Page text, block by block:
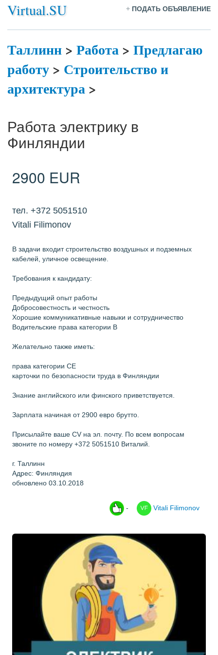
Virtual.SU + ПОДАТЬ ОБЪЯВЛЕНИЕ
Таллинн> Работа> Предлагаю
работу> Строительство и
архитектура>
Работа электрику в
Финляндии
2900 EUR
тел. +372 5051510
Vitali Filimonov
В задачи входит строительство воздушных и подземных
кабелей, уличное освещение.
Требования к кандидату:
Предыдущий опыт работы
Добросовестность и честность
Хорошие коммуникативные навыки и сотрудничество
Водительские права категории B
Желательно также иметь:
права категории СЕ
карточки по безопасности труда в Финляндии
Знание английского или финского приветствуется.
Зарплата начиная от 2900 евро брутто.
Присылайте ваше CV на эл. почту. По всем вопросам
звоните по номеру +372 5051510 Виталий.
г. Таллинн
Адрес: Финляндия
обновлено 03.10.2018
- Vitali Filimonov